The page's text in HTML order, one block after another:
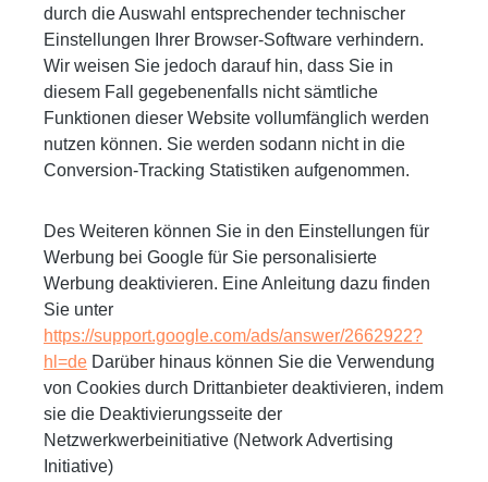
durch die Auswahl entsprechender technischer
Einstellungen Ihrer Browser-Software verhindern.
Wir weisen Sie jedoch darauf hin, dass Sie in
diesem Fall gegebenenfalls nicht sämtliche
Funktionen dieser Website vollumfänglich werden
nutzen können. Sie werden sodann nicht in die
Conversion-Tracking Statistiken aufgenommen.
Des Weiteren können Sie in den Einstellungen für
Werbung bei Google für Sie personalisierte
Werbung deaktivieren. Eine Anleitung dazu finden
Sie unter
https://support.google.com/ads/answer/2662922?
hl=de Darüber hinaus können Sie die Verwendung
von Cookies durch Drittanbieter deaktivieren, indem
sie die Deaktivierungsseite der
Netzwerkwerbeinitiative (Network Advertising
Initiative)